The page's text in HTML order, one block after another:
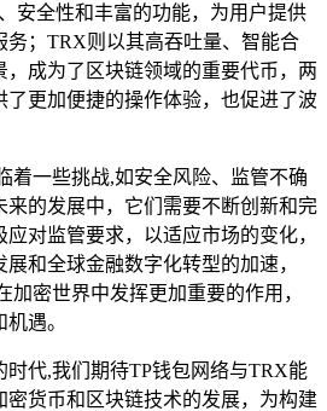
安全性和丰富的功能，为用户提供
务；TRX则以其高吞吐量、智能合
成为了区块链领域的重要代币，两
了更加便捷的操作体验，也促进了波
着一些挑战,如安全风险、监管不确
来的发展中，它们需要不断创新和完
对监管要求，以适应市场的变化，
和全球金融数字化转型的加速，
加密世界中发挥更加重要的作用，
遇。
代,我们期待TP钱包网络与TRX能
密货币和区块链技术的发展，为构建